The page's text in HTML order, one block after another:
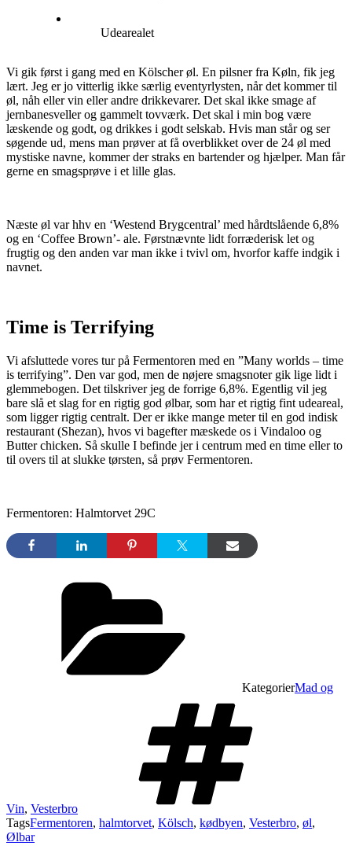
Udearealet
Vi gik først i gang med en Kölscher øl. En pilsner fra Køln, fik jeg
lært. Jeg er jo vitterlig ikke særlig eventyrlysten, når det kommer til
øl, nåh eller vin eller andre drikkevarer. Det skal ikke smage af
jernbanesveller og gammelt tovværk. Det skal i min bog være
læskende og godt, og drikkes i godt selskab. Hvis man står og ser
søgende ud, mens man prøver at få overblikket over de 24 øl med
mystiske navne, kommer der straks en bartender og hjælper. Man får
gerne en smagsprøve i et lille glas.
Næste øl var hhv en ‘Westend Brygcentral’ med hårdtslående 6,8%
og en ‘Coffee Brown’- ale. Førstnævnte lidt forræderisk let og
frugtig og den anden var man ikke i tvivl om, hvorfor kaffe indgik i
navnet.
Time is Terrifying
Vi afsluttede vores tur på Fermentoren med en ”Many worlds – time
is terrifying”. Den var god, men de nøjere smagsnoter gik lige lidt i
glemmebogen. Det tilskriver jeg de forrige 6,8%. Egentlig vil jeg
bare slå et slag for en rigtig god ølbar, som har et rigtig fint udeareal,
som ligger rigtig centralt. Der er ikke mange meter til en god indisk
restaurant (Shezan), hvos vi bagefter mæskede os i Vindaloo og
Butter chicken. Så skulle I befinde jer i centrum med en time eller to
til overs til at slukke tørsten, så prøv Fermentoren.
Fermentoren: Halmtorvet 29C
KategorierMad og
Vin, Vesterbro
TagsFermentoren, halmtorvet, Kölsch, kødbyen, Vesterbro, øl,
Ølbar